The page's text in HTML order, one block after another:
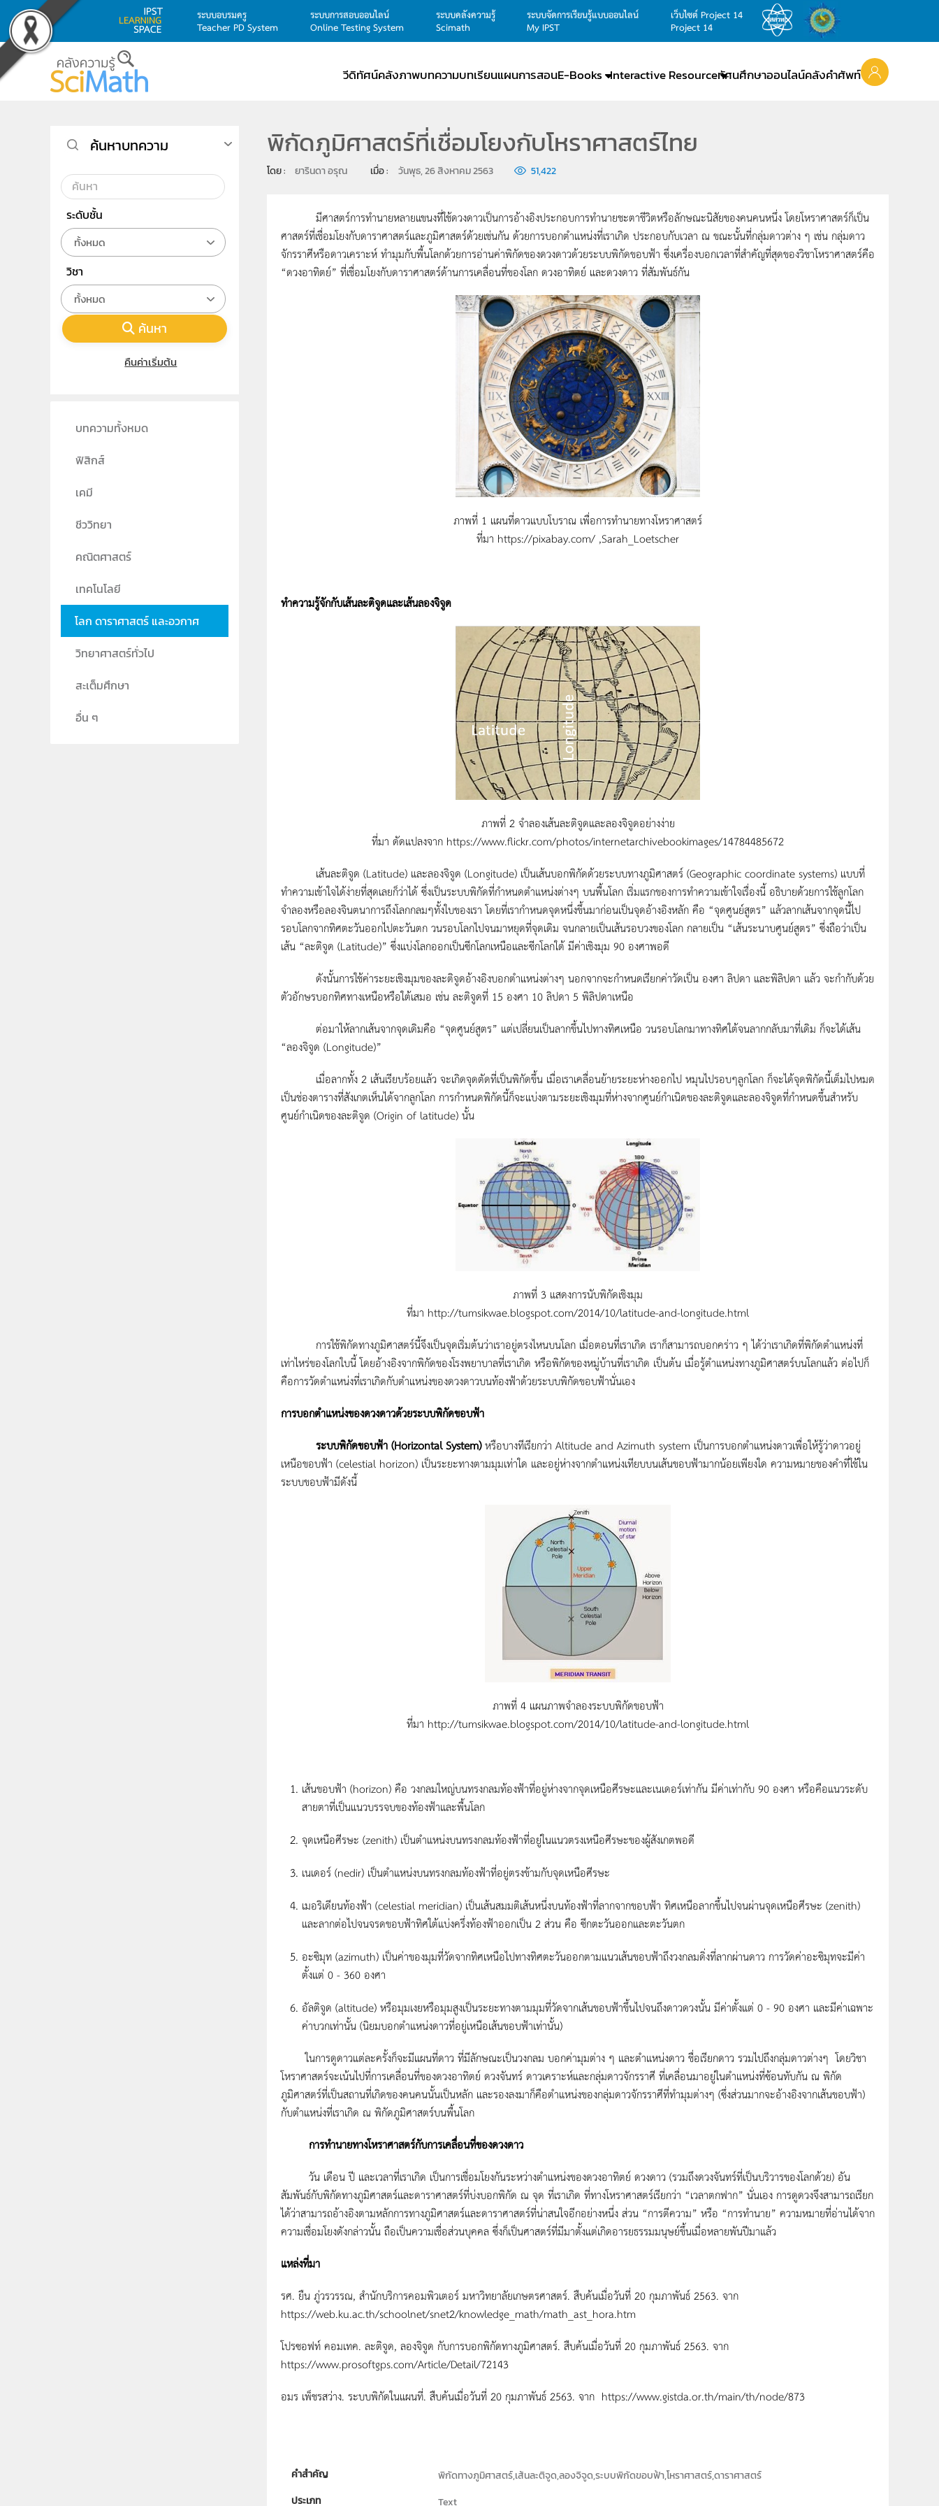
Skip to main content
ระบบอบรมครู
Teacher PD System
ระบบการสอบออนไลน์
Online Testing System
ระบบคลังความรู้
Scimath
ระบบจัดการเรียนรู้แบบออนไลน์
My IPST
เว็บไซต์ Project 14
Project 14
วีดิทัศน์คลังภาพบทความบทเรียนแผนการสอนE-Books Interactive Resourceทัศนศึกษาออนไลน์คลังคำศัพท์
พิกัดภูมิศาสตร์ที่เชื่อมโยงกับโหราศาสตร์ไทย
โดย : ยารินดา อรุณ เมื่อ : วันพุธ, 26 สิงหาคม 2563 51,422
มีศาสตร์การทำนายหลายแขนงที่ใช้ดวงดาวเป็นการอ้างอิงประกอบการทำนายชะตาชีวิตหรือลักษณะนิสัยของคนคนหนึ่ง โดยโหราศาสตร์ก็เป็น
ศาสตร์ที่เชื่อมโยงกับดาราศาสตร์และภูมิศาสตร์ด้วยเช่นกัน ด้วยการบอกตำแหน่งที่เราเกิด ประกอบกับเวลา ณ ขณะนั้นที่กลุ่มดาวต่าง ๆ เช่น กลุ่มดาว
จักรราศีหรือดาวเคราะห์ ทำมุมกับพื้นโลกด้วยการอ่านค่าพิกัดของดวงดาวด้วยระบบพิกัดขอบฟ้า ซึ่งเครื่องบอกเวลาที่สำคัญที่สุดของวิชาโหราศาสตร์คือ
“ดวงอาทิตย์” ที่เชื่อมโยงกับดาราศาสตร์ด้านการเคลื่อนที่ของโลก ดวงอาทิตย์ และดวงดาว ที่สัมพันธ์กัน
ภาพที่ 1 แผนที่ดาวแบบโบราณ เพื่อการทำนายทางโหราศาสตร์
ที่มา https://pixabay.com/ ,Sarah_Loetscher
ทำความรู้จักกับเส้นละติจูดและเส้นลองจิจูด
ภาพที่ 2 จำลองเส้นละติจูดและลองจิจูดอย่างง่าย
ที่มา ดัดแปลงจาก https://www.flickr.com/photos/internetarchivebookimages/14784485672
เส้นละติจูด (Latitude) และลองจิจูด (Longitude) เป็นเส้นบอกพิกัดด้วยระบบทางภูมิศาสตร์ (Geographic coordinate systems) แบบที่
ทำความเข้าใจได้ง่ายที่สุดเลยก็ว่าได้ ซึ่งเป็นระบบพิกัดที่กำหนดตำแหน่งต่างๆ บนพื้นโลก เริ่มแรกของการทำความเข้าใจเรื่องนี้ อธิบายด้วยการใช้ลูกโลก
จำลองหรือลองจินตนาการถึงโลกกลมๆทั้งใบของเรา โดยที่เรากำหนดจุดหนึ่งขึ้นมาก่อนเป็นจุดอ้างอิงหลัก คือ “จุดศูนย์สูตร” แล้วลากเส้นจากจุดนี้ไป
รอบโลกจากทิศตะวันออกไปตะวันตก วนรอบโลกไปจนมาหยุดที่จุดเดิม จนกลายเป็นเส้นรอบวงของโลก กลายเป็น “เส้นระนาบศูนย์สูตร” ซึ่งถือว่าเป็น
เส้น “ละติจูด (Latitude)” ซึ่งแบ่งโลกออกเป็นซีกโลกเหนือและซีกโลกใต้ มีค่าเชิงมุม 90 องศาพอดี
ดังนั้นการใช้ค่าระยะเชิงมุมของละติจูดอ้างอิงบอกตำแหน่งต่างๆ นอกจากจะกำหนดเรียกค่าวัดเป็น องศา ลิปดา และพิลิปดา แล้ว จะกำกับด้วย
ตัวอักษรบอกทิศทางเหนือหรือใต้เสมอ เช่น ละติจูดที่ 15 องศา 10 ลิปดา 5 พิลิปดาเหนือ
ต่อมาให้ลากเส้นจากจุดเดิมคือ “จุดศูนย์สูตร” แต่เปลี่ยนเป็นลากขึ้นไปทางทิศเหนือ วนรอบโลกมาทางทิศใต้จนลากกลับมาที่เดิม ก็จะได้เส้น
“ลองจิจูด (Longitude)”
เมื่อลากทั้ง 2 เส้นเรียบร้อยแล้ว จะเกิดจุดตัดที่เป็นพิกัดขึ้น เมื่อเราเคลื่อนย้ายระยะห่างออกไป หมุนไปรอบๆลูกโลก ก็จะได้จุดพิกัดนี้เต็มไปหมด
เป็นช่องตารางที่สังเกตเห็นได้จากลูกโลก การกำหนดพิกัดนี้ก็จะแบ่งตามระยะเชิงมุมที่ห่างจากศูนย์กำเนิดของละติจูดและลองจิจูดที่กำหนดขึ้นสำหรับ
ศูนย์กำเนิดของละติจูด (Origin of latitude) นั้น
ภาพที่ 3 แสดงการนับพิกัดเชิงมุม
ที่มา http://tumsikwae.blogspot.com/2014/10/latitude-and-longitude.html
การใช้พิกัดทางภูมิศาสตร์นี้จึงเป็นจุดเริ่มต้นว่าเราอยู่ตรงไหนบนโลก เมื่อตอนที่เราเกิด เราก็สามารถบอกคร่าว ๆ ได้ว่าเราเกิดที่พิกัดตำแหน่งที่
เท่าไหร่ของโลกใบนี้ โดยอ้างอิงจากพิกัดของโรงพยาบาลที่เราเกิด หรือพิกัดของหมู่บ้านที่เราเกิด เป็นต้น เมื่อรู้ตำแหน่งทางภูมิศาสตร์บนโลกแล้ว ต่อไปก็
คือการวัดตำแหน่งที่เราเกิดกับตำแหน่งของดวงดาวบนท้องฟ้าด้วยระบบพิกัดขอบฟ้านั่นเอง
การบอกตำแหน่งของดวงดาวด้วยระบบพิกัดขอบฟ้า
ระบบพิกัดขอบฟ้า (Horizontal System)หรือบางทีเรียกว่า Altitude and Azimuth system เป็นการบอกตำแหน่งดาวเพื่อให้รู้ว่าดาวอยู่
เหนือขอบฟ้า (celestial horizon) เป็นระยะทางตามมุมเท่าใด และอยู่ห่างจากตำแหน่งเทียบบนเส้นขอบฟ้ามากน้อยเพียงใด ความหมายของคำที่ใช้ใน
ระบบขอบฟ้ามีดังนี้
ภาพที่ 4 แผนภาพจำลองระบบพิกัดขอบฟ้า
ที่มา http://tumsikwae.blogspot.com/2014/10/latitude-and-longitude.html
เส้นขอบฟ้า (horizon) คือ วงกลมใหญ่บนทรงกลมท้องฟ้าที่อยู่ห่างจากจุดเหนือศีรษะและเนเดอร์เท่ากัน มีค่าเท่ากับ 90 องศา หรือคือแนวระดับ
สายตาที่เป็นแนวบรรจบของท้องฟ้าและพื้นโลก
จุดเหนือศีรษะ (zenith) เป็นตำแหน่งบนทรงกลมท้องฟ้าที่อยู่ในแนวตรงเหนือศีรษะของผู้สังเกตพอดี
เนเดอร์ (nedir) เป็นตำแหน่งบนทรงกลมท้องฟ้าที่อยู่ตรงข้ามกับจุดเหนือศีรษะ
เมอริเดียนท้องฟ้า (celestial meridian) เป็นเส้นสมมติเส้นหนึ่งบนท้องฟ้าที่ลากจากขอบฟ้า ทิศเหนือลากขึ้นไปจนผ่านจุดเหนือศีรษะ (zenith)
และลากต่อไปจนจรดขอบฟ้าทิศใต้แบ่งครึ่งท้องฟ้าออกเป็น 2 ส่วน คือ ซีกตะวันออกและตะวันตก
อะซิมุท (azimuth) เป็นค่าของมุมที่วัดจากทิศเหนือไปทางทิศตะวันออกตามแนวเส้นขอบฟ้าถึงวงกลมดิ่งที่ลากผ่านดาว การวัดค่าอะซิมุทจะมีค่า
ตั้งแต่ 0 - 360 องศา
อัลติจูด (altitude) หรือมุมเงยหรือมุมสูงเป็นระยะทางตามมุมที่วัดจากเส้นขอบฟ้าขึ้นไปจนถึงดาวดวงนั้น มีค่าตั้งแต่ 0 - 90 องศา และมีค่าเฉพาะ
ค่าบวกเท่านั้น (นิยมบอกตำแหน่งดาวที่อยู่เหนือเส้นขอบฟ้าเท่านั้น)
ในการดูดาวแต่ละครั้งก็จะมีแผนที่ดาว ที่มีลักษณะเป็นวงกลม บอกค่ามุมต่าง ๆ และตำแหน่งดาว ชื่อเรียกดาว รวมไปถึงกลุ่มดาวต่างๆ โดยวิชา
โหราศาสตร์จะเน้นไปที่การเคลื่อนที่ของดวงอาทิตย์ ดวงจันทร์ ดาวเคราะห์และกลุ่มดาวจักรราศี ที่เคลื่อนมาอยู่ในตำแหน่งที่ซ้อนทับกัน ณ พิกัด
ภูมิศาสตร์ที่เป็นสถานที่เกิดของคนคนนั้นเป็นหลัก และรองลงมาก็คือตำแหน่งของกลุ่มดาวจักรราศีที่ทำมุมต่างๆ (ซึ่งส่วนมากจะอ้างอิงจากเส้นขอบฟ้า)
กับตำแหน่งที่เราเกิด ณ พิกัดภูมิศาสตร์บนพื้นโลก
การทำนายทางโหราศาสตร์กับการเคลื่อนที่ของดวงดาว
วัน เดือน ปี และเวลาที่เราเกิด เป็นการเชื่อมโยงกันระหว่างตำแหน่งของดวงอาทิตย์ ดวงดาว (รวมถึงดวงจันทร์ที่เป็นบริวารของโลกด้วย) อัน
สัมพันธ์กับพิกัดทางภูมิศาสตร์และดาราศาสตร์ที่บ่งบอกพิกัด ณ จุด ที่เราเกิด ที่ทางโหราศาสตร์เรียกว่า “เวลาตกฟาก” นั่นเอง การดูดวงจึงสามารถเรียก
ได้ว่าสามารถอ้างอิงตามหลักการทางภูมิศาสตร์และดาราศาสตร์ที่น่าสนใจอีกอย่างหนึ่ง ส่วน “การตีความ” หรือ “การทำนาย” ความหมายที่อ่านได้จาก
ความเชื่อมโยงดังกล่าวนั้น ถือเป็นความเชื่อส่วนบุคคล ซึ่งก็เป็นศาสตร์ที่มีมาตั้งแต่เกิดอารยธรรมมนุษย์ขึ้นเมื่อหลายพันปีมาแล้ว
แหล่งที่มา
รศ. ยืน ภู่วรวรรณ, สำนักบริการคอมพิวเตอร์ มหาวิทยาลัยเกษตรศาสตร์. สืบค้นเมื่อวันที่ 20 กุมภาพันธ์ 2563. จาก
https://web.ku.ac.th/schoolnet/snet2/knowledge_math/math_ast_hora.htm
โปรซอฟท์ คอมเทค. ละติจูด, ลองจิจูด กับการบอกพิกัดทางภูมิศาสตร์. สืบค้นเมื่อวันที่ 20 กุมภาพันธ์ 2563. จาก
https://www.prosoftgps.com/Article/Detail/72143
อมร เพ็ชรสว่าง. ระบบพิกัดในแผนที่. สืบค้นเมื่อวันที่ 20 กุมภาพันธ์ 2563. จาก https://www.gistda.or.th/main/th/node/873
คำสำคัญ
พิกัดทางภูมิศาสตร์,เส้นละติจูด,ลองจิจูด,ระบบพิกัดขอบฟ้า,โหราศาสตร์,ดาราศาสตร์
ประเภท
Text
ค้นหาบทความ
ระดับชั้น
ทั้งหมด
วิชา
ทั้งหมด
ค้นหา
คืนค่าเริ่มต้น
บทความทั้งหมด
ฟิสิกส์
เคมี
ชีววิทยา
คณิตศาสตร์
เทคโนโลยี
โลก ดาราศาสตร์ และอวกาศ
วิทยาศาสตร์ทั่วไป
สะเต็มศึกษา
อื่น ๆ